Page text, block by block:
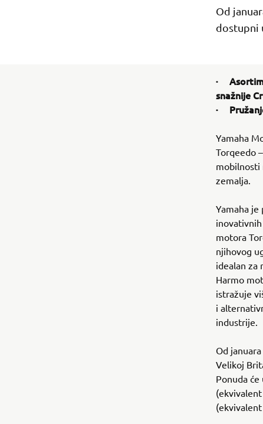
Od
dostupni
·
snažnije
·
Yamaha
Torqeedo
mobilnosti
zemalja.
Yamaha
motora
njihovog
idealan za
Harmo
istražuje
i
industrije.
Od
Velikoj
Ponuda